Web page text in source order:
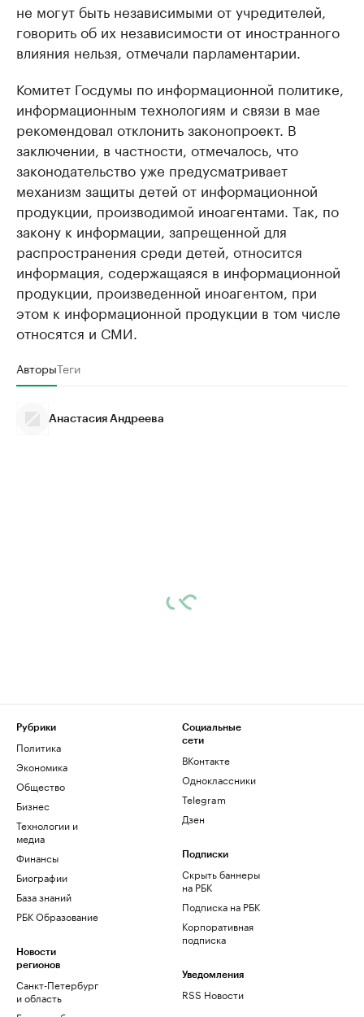
не могут быть независимыми от учредителей,
говорить об их независимости от иностранного
влияния нельзя, отмечали парламентарии.
Комитет Госдумы по информационной политике,
информационным технологиям и связи в мае
рекомендовал отклонить законопроект. В
заключении, в частности, отмечалось, что
законодательство уже предусматривает
механизм защиты детей от информационной
продукции, производимой иноагентами. Так, по
закону к информации, запрещенной для
распространения среди детей, относится
информация, содержащаяся в информационной
продукции, произведенной иноагентом, при
этом к информационной продукции в том числе
относятся и СМИ.
АвторыТеги
Анастасия Андреева
Рубрики
Политика
Экономика
Общество
Бизнес
Технологии и
медиа
Финансы
Биографии
База знаний
РБК Образование
Новости
регионов
Санкт-Петербург
и область
Социальные
сети
ВКонтакте
Одноклассники
Telegram
Дзен
Подписки
Скрыть баннеры
на РБК
Подписка на РБК
Корпоративная
подписка
Уведомления
RSS Новости